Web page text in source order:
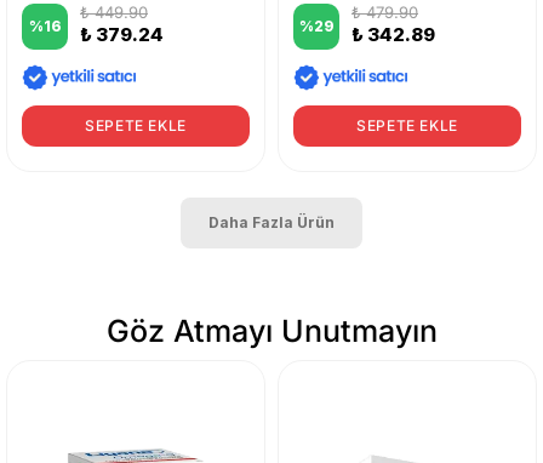
%16
₺ 449.90
₺ 379.24
SEPETE EKLE
%29
₺ 479.90
₺ 342.89
SEPETE EKLE
Daha Fazla Ürün
Göz Atmayı Unutmayın